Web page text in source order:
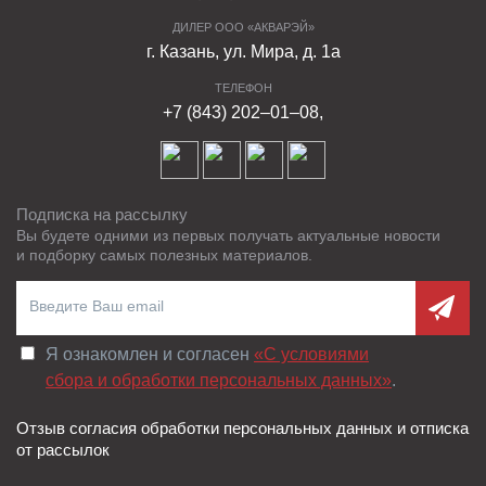
проектирования до реализации и постгарантийного
Качество работы высококвалифицированного
проектного отдела в выполнении заказов самого
разного уровня уже долгое время по достоинству
оценивается клиентами. Работа включает полный
контроль укладки элементов и консультирование
заказчика по любому вопросу, связанному с
продукцией.
ФАРБШТАЙН сегодня это:
Один из крупнейших в Поволжье производителей
готовой продукции из вибропрессованного бетона;
Собственная лаборатория с постоянным
контролем качества;
ДИЛЕР ООО «АКВАРЭЙ»
г. Казань, ул. Мира, д. 1а
ТЕЛЕФОН
+7 (843) 202–01–08,
Подписка на рассылку
Вы будете одними из первых получать актуальные новости
и подборку самых полезных материалов.
Я ознакомлен и согласен «C условиями
сбора и обработки персональных данных».
Отзыв согласия обработки персональных данных и отписка
от рассылок